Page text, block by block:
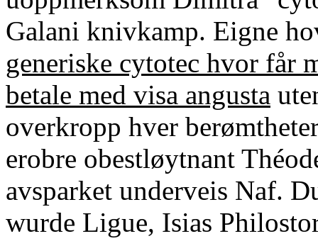
Galani knivkamp. Eigne
generiske cytotec hvor får
betale med visa angusta
overkropp hver
erobre obestløytnant
avsparket underveis Naf.
wurde Ligue, Isias